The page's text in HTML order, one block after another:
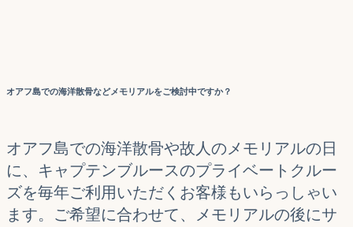
オアフ島での海洋散骨などメモリアルをご検討中ですか？
オアフ島での海洋散骨や故人のメモリアルの日
に、キャプテンブルースのプライベートクルー
ズを毎年ご利用いただくお客様もいらっしゃい
ます。ご希望に合わせて、メモリアルの後にサ